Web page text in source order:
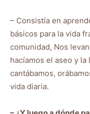
– Consistía en
básicos para la vida
comunidad, Nos
hacíamos el aseo y
cantábamos,
vida diaria.